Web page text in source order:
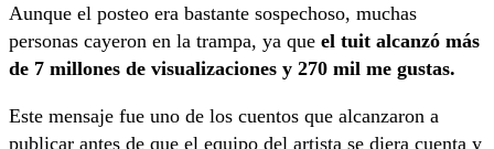
Aunque el posteo era bastante sospechoso, muchas
personas cayeron en la trampa, ya que el tuit alcanzó más
de 7 millones de visualizaciones y 270 mil me gustas.
Este mensaje fue uno de los cuentos que alcanzaron a
publicar antes de que el equipo del artista se diera cuenta y